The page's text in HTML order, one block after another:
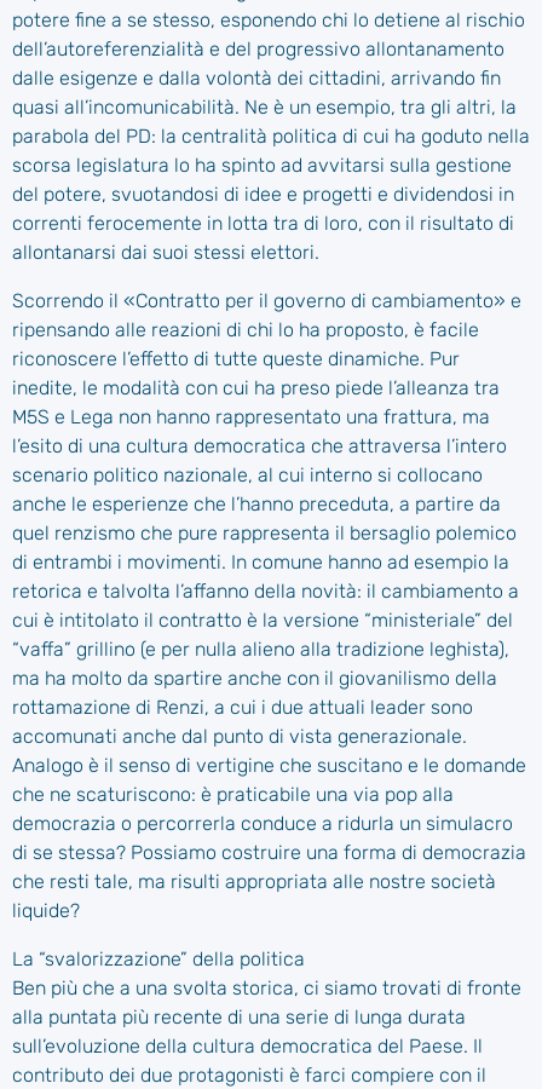
potere fine a se stesso, esponendo chi lo detiene al rischio
dell’autoreferenzialità e del progressivo allontanamento
dalle esigenze e dalla volontà dei cittadini, arrivando fin
quasi all’incomunicabilità. Ne è un esempio, tra gli altri, la
parabola del PD: la centralità politica di cui ha goduto nella
scorsa legislatura lo ha spinto ad avvitarsi sulla gestione
del potere, svuotandosi di idee e progetti e dividendosi in
correnti ferocemente in lotta tra di loro, con il risultato di
allontanarsi dai suoi stessi elettori.
Scorrendo il «Contratto per il governo di cambiamento» e
ripensando alle reazioni di chi lo ha proposto, è facile
riconoscere l’effetto di tutte queste dinamiche. Pur
inedite, le modalità con cui ha preso piede l’alleanza tra
M5S e Lega non hanno rappresentato una frattura, ma
l’esito di una cultura democratica che attraversa l’intero
scenario politico nazionale, al cui interno si collocano
anche le esperienze che l’hanno preceduta, a partire da
quel renzismo che pure rappresenta il bersaglio polemico
di entrambi i movimenti. In comune hanno ad esempio la
retorica e talvolta l’affanno della novità: il cambiamento a
cui è intitolato il contratto è la versione “ministeriale” del
“vaffa” grillino (e per nulla alieno alla tradizione leghista),
ma ha molto da spartire anche con il giovanilismo della
rottamazione di Renzi, a cui i due attuali leader sono
accomunati anche dal punto di vista generazionale.
Analogo è il senso di vertigine che suscitano e le domande
che ne scaturiscono: è praticabile una via pop alla
democrazia o percorrerla conduce a ridurla un simulacro
di se stessa? Possiamo costruire una forma di democrazia
che resti tale, ma risulti appropriata alle nostre società
liquide?
La “svalorizzazione” della politica
Ben più che a una svolta storica, ci siamo trovati di fronte
alla puntata più recente di una serie di lunga durata
sull’evoluzione della cultura democratica del Paese. Il
contributo dei due protagonisti è farci compiere con il